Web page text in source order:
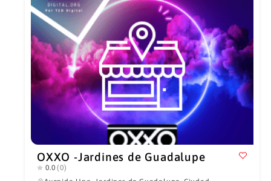
OXXO -Jardines de Guadalupe
0.0 (0)